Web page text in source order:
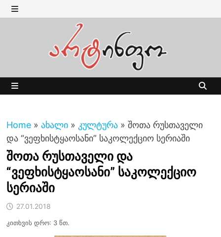
Skip
to MENU
Home » ახალი » კულტურა » შოთა რუსთაველი
და “ვეფხისტყაოსანი” საკოლექციო სერიაში
შოთა რუსთაველი და
“ვეფხისტყაოსანი” საკოლექციო
სერიაში
27.01.2018
კითხვის დრო: 3 წთ.